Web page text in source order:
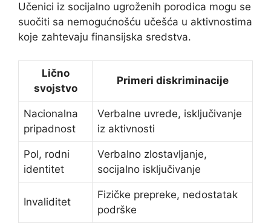
Učenici iz socijalno ugroženih porodica mogu se
suočiti sa nemogućnošću učešća u aktivnostima
koje zahtevaju finansijska sredstva.
Lično
svojstvo
Primeri diskriminacije
Nacionalna
pripadnost
Verbalne uvrede, isključivanje
iz aktivnosti
Pol, rodni
identitet
Verbalno zlostavljanje,
socijalno isključivanje
Invaliditet
Fizičke prepreke, nedostatak
podrške